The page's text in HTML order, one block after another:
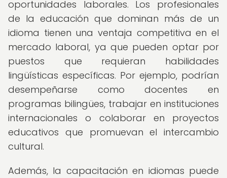
oportunidades laborales. Los profesionales
de la educación que dominan más de un
idioma tienen una ventaja competitiva en el
mercado laboral, ya que pueden optar por
puestos que requieran habilidades
lingüísticas específicas. Por ejemplo, podrían
desempeñarse como docentes en
programas bilingües, trabajar en instituciones
internacionales o colaborar en proyectos
educativos que promuevan el intercambio
cultural.
Además, la capacitación en idiomas puede